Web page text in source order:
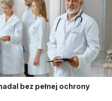
bez pełnej ochrony